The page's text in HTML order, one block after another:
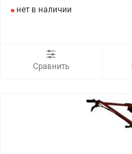
нет в наличии
Сравнить